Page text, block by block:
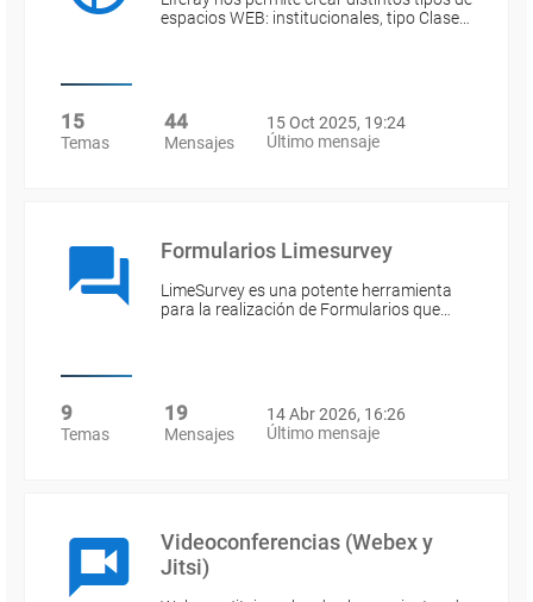
espacios WEB: institucionales, tipo Clase…
15
Temas
44
Mensajes
15 Oct 2025, 19:24
Último mensaje
Formularios Limesurvey
LimeSurvey es una potente herramienta
para la realización de Formularios que…
9
Temas
19
Mensajes
14 Abr 2026, 16:26
Último mensaje
Videoconferencias (Webex y
Jitsi)